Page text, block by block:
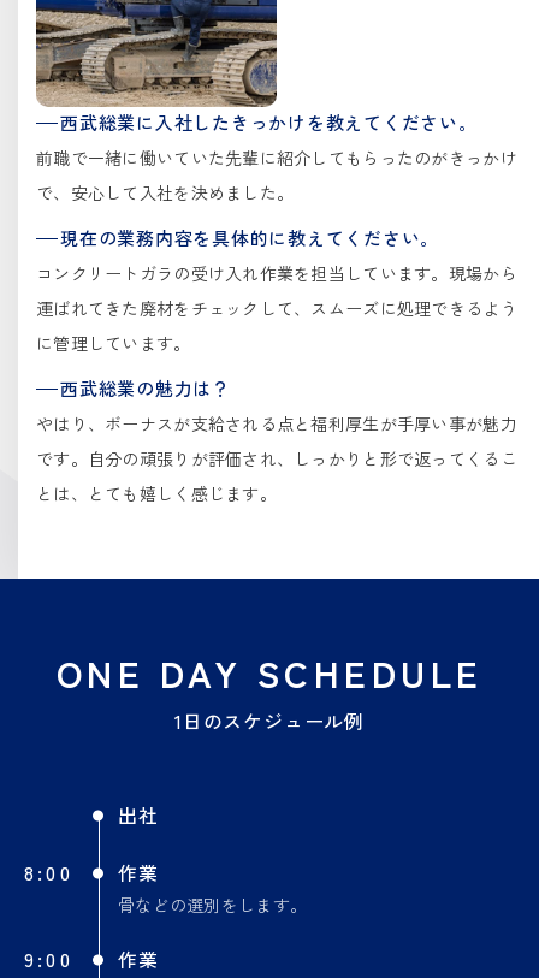
西武総業に入社したきっかけを教えてください。
前職で一緒に働いていた先輩に紹介してもらったのがきっかけ
で、安心して入社を決めました。
現在の業務内容を具体的に教えてください。
コンクリートガラの受け入れ作業を担当しています。現場から
運ばれてきた廃材をチェックして、スムーズに処理できるよう
に管理しています。
西武総業の魅力は？
やはり、ボーナスが支給される点と福利厚生が手厚い事が魅力
です。自分の頑張りが評価され、しっかりと形で返ってくるこ
とは、とても嬉しく感じます。
ONE DAY SCHEDULE
1日のスケジュール例
出社
8:00
作業
骨などの選別をします。
9:00 作業